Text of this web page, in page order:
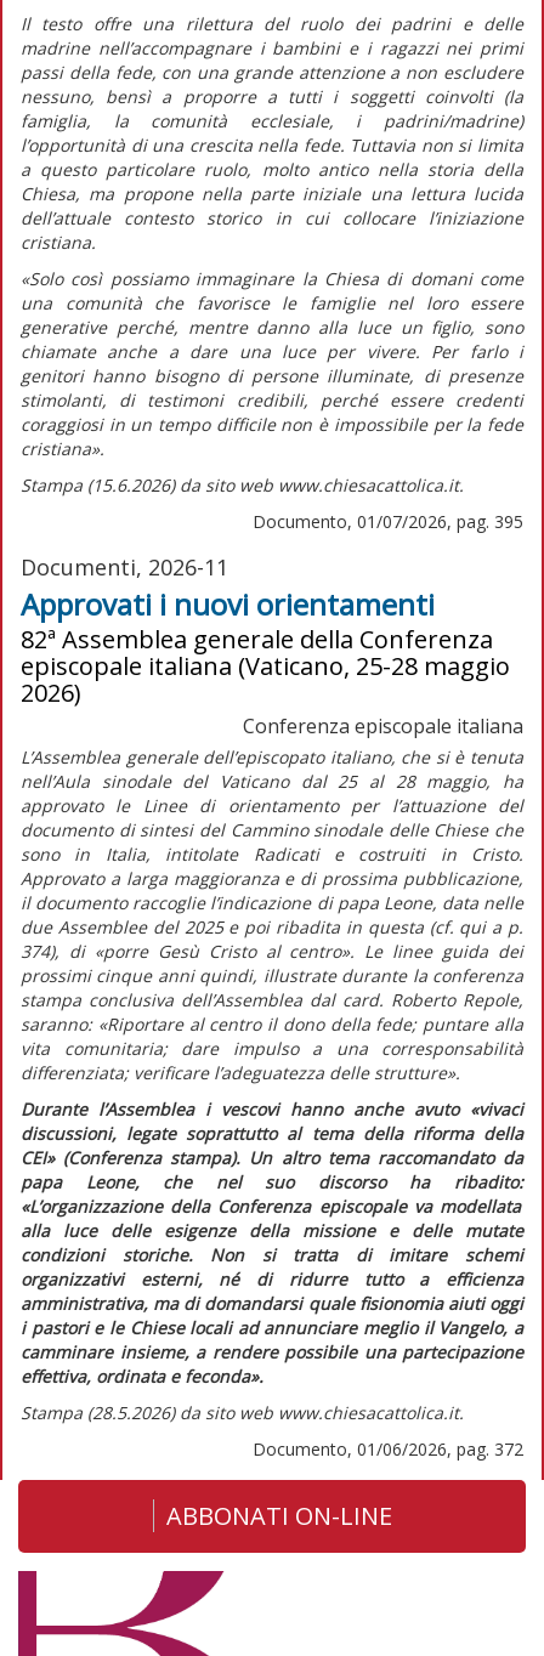
Il testo offre una rilettura del ruolo dei padrini e delle
madrine nell’accompagnare i bambini e i ragazzi nei primi
passi della fede, con una grande attenzione a non escludere
nessuno, bensì a proporre a tutti i soggetti coinvolti (la
famiglia, la comunità ecclesiale, i padrini/madrine)
l’opportunità di una crescita nella fede. Tuttavia non si limita
a questo particolare ruolo, molto antico nella storia della
Chiesa, ma propone nella parte iniziale una lettura lucida
dell’attuale contesto storico in cui collocare l’iniziazione
cristiana.
«Solo così possiamo immaginare la Chiesa di domani come
una comunità che favorisce le famiglie nel loro essere
generative perché, mentre danno alla luceun figlio, sono
chiamate anche adare una luce per vivere. Per farlo i
genitori hanno bisogno di persone illuminate, di presenze
stimolanti, di testimoni credibili, perché essere credenti
coraggiosi in un tempo difficile non è impossibile per la fede
cristiana».
Stampa (15.6.2026) da sito web www.chiesacattolica.it.
Documento, 01/07/2026, pag. 395
Documenti, 2026-11
Approvati i nuovi orientamenti
82ª Assemblea generale della Conferenza
episcopale italiana (Vaticano, 25-28 maggio
2026)
Conferenza episcopale italiana
L’Assemblea generale dell’episcopato italiano, che si è tenuta
nell’Aula sinodale del Vaticano dal 25 al 28 maggio, ha
approvato le Linee di orientamento per l’attuazione del
documento di sintesi del Cammino sinodale delle Chiese che
sono in Italia, intitolateRadicati e costruiti in Cristo.
Approvato a larga maggioranza e di prossima pubblicazione,
il documento raccoglie l’indicazione di papa Leone, data nelle
due Assemblee del 2025 e poi ribadita in questa (cf. qui a p.
374), di «porre Gesù Cristo al centro». Le linee guida dei
prossimi cinque anni quindi, illustrate durante la conferenza
stampa conclusiva dell’Assemblea dal card. Roberto Repole,
saranno:«Riportare al centro il dono della fede; puntare alla
vita comunitaria; dare impulso a una corresponsabilità
differenziata; verificare l’adeguatezza delle strutture».
Durante l’Assemblea i vescovi hanno anche avuto «vivaci
discussioni, legate soprattutto al tema della riforma della
CEI» (Conferenza stampa). Un altro tema raccomandato da
papa Leone, che nel suo discorso ha ribadito:
«L’organizzazione della Conferenza episcopale va modellata
alla luce delle esigenze della missione e delle mutate
condizioni storiche. Non si tratta di imitare schemi
organizzativi esterni, né di ridurre tutto a efficienza
amministrativa, ma di domandarsi quale fisionomia aiuti oggi
i pastori e le Chiese locali ad annunciare meglio il Vangelo, a
camminare insieme, a rendere possibile una partecipazione
effettiva, ordinata e feconda».
Stampa (28.5.2026) da sito web www.chiesacattolica.it.
Documento, 01/06/2026, pag. 372
ABBONATI ON-LINE